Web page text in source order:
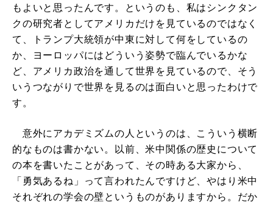
もよいと思ったんです。というのも、私はシンクタン
クの研究者としてアメリカだけを見ているのではなく
て、トランプ大統領が中東に対して何をしているの
か、ヨーロッパにはどういう姿勢で臨んでいるかな
ど、アメリカ政治を通して世界を見ているので、そう
いうつながりで世界を見るのは面白いと思ったわけで
す。
意外にアカデミズムの人というのは、こういう横断
的なものは書かない。以前、米中関係の歴史について
の本を書いたことがあって、その時ある大家から、
「勇気あるね」って言われたんですけど、やはり米中
それぞれの学会の壁というものがありますから。だか